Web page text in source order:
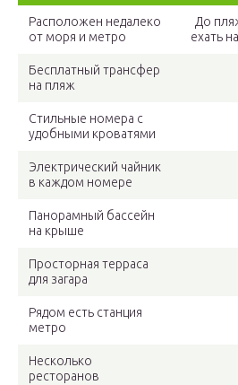
Расположен недалеко
от моря и метро
До
ехать
Бесплатный трансфер
на пляж
Стильные номера с
удобными кроватями
Электрический чайник
в каждом номере
Панорамный бассейн
на крыше
Просторная терраса
для загара
Рядом есть станция
метро
Несколько
ресторанов